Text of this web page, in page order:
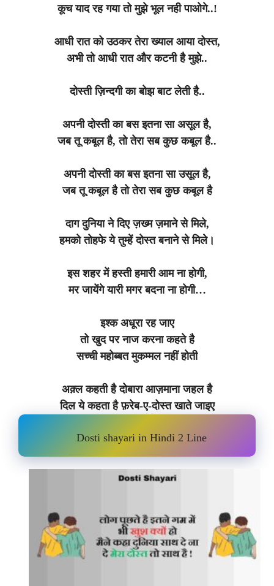
कूच याद रह गया तो मुझे भूल नही पाओगे..!
आधी रात को उठकर तेरा ख्याल आया दोस्त,
अभी तो आधी रात और कटनी है मुझे..
दोस्ती ज़िन्दगी का बोझ बाट लेती है..
अपनी दोस्ती का बस इतना सा असूल है,
जब तू कबूल है, तो तेरा सब कुछ कबूल है..
अपनी दोस्ती का बस इतना सा उसूल है,
जब तू कबूल है तो तेरा सब कुछ कबूल है
दाग दुनिया ने दिए ज़ख्म ज़माने से मिले,
हमको तोहफे ये तुम्हें दोस्त बनाने से मिले।
इस शहर में हस्ती हमारी आम ना होगी,
मर जायेंगे यारी मगर बदना ना होगी…
इश्क अधूरा रह जाए
तो खुद पर नाज करना कहते है
सच्ची महोब्बत मुकम्मल नहीं होती
अक़्ल कहती है दोबारा आज़माना जहल है
दिल ये कहता है फ़रेब-ए-दोस्त खाते जाइए
Dosti shayari in Hindi 2 Line